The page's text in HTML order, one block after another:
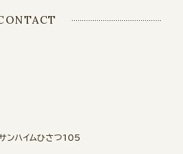
ンハイムひさつ105